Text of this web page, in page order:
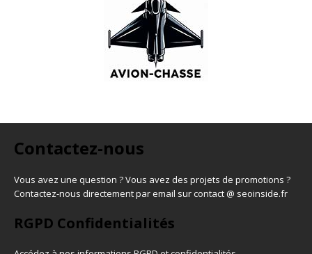
Contactez-nous
Vous avez une question ? Vous avez des projets de promotions ?
Contactez-nous directement par email sur contact @ seoinside.fr
RGPD Confidentialités